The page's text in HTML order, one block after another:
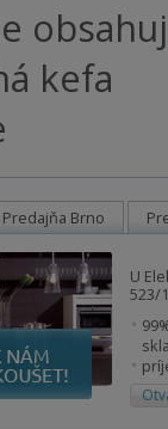
kefa
Predajňa Brno
U
523/